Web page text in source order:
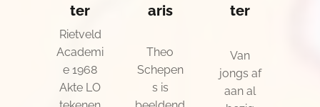
ter
Rietveld
Academi
e 1968
Akte LO
aris
Theo
Schepen
s is
ter
Van
jongs af
aan al